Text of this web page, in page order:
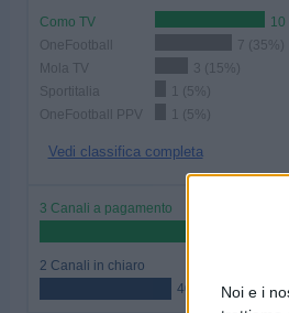
Noi e i
Como TV
10
OneFootball
7 (35%)
Mola TV
3 (15%)
Sportitalia
1 (5%)
OneFootball PPV
1 (5%)
Vedi classifica completa
3 Canali a pagamento
2 Canali in chiaro
40%